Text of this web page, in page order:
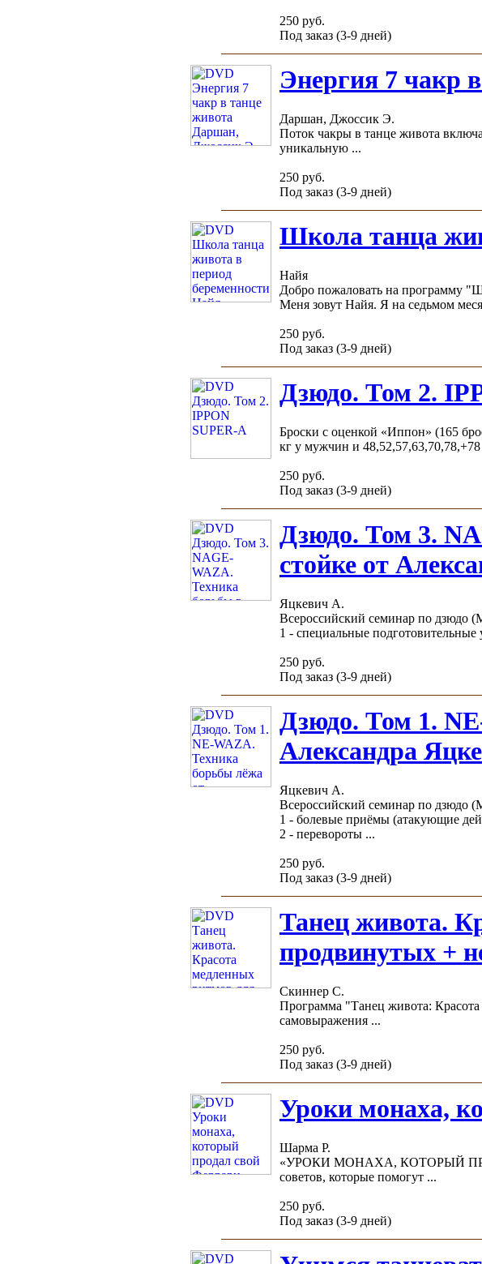
250 руб.
Под заказ (3-9 дней)
Энергия 7 чакр
Даршан, Джоссик Э.
Поток чакры в танце живота
уникальную ...
250 руб.
Под заказ (3-9 дней)
Школа танца
Найя
Добро пожаловать на программу
Меня зовут Найя. Я на седьмом
250 руб.
Под заказ (3-9 дней)
Дзюдо. Том 2.
Броски с оценкой «Иппон» (165
кг у мужчин и 48,52,57,63,70,78,+78
250 руб.
Под заказ (3-9 дней)
Дзюдо. Том 3.
стойке от
Яцкевич А.
Всероссийский семинар по дзюдо
1 - специальные
250 руб.
Под заказ (3-9 дней)
Дзюдо. Том 1.
Александра
Яцкевич А.
Всероссийский семинар по дзюдо
1 - болевые приёмы (атакующие
2 - перевороты ...
250 руб.
Под заказ (3-9 дней)
Танец живота.
продвинутых +
Скиннер С.
Программа "Танец живота:
самовыражения ...
250 руб.
Под заказ (3-9 дней)
Уроки монаха,
Шарма Р.
«УРОКИ МОНАХА, КОТОРЫЙ
советов, которые помогут ...
250 руб.
Под заказ (3-9 дней)